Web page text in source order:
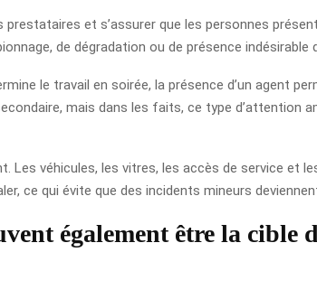
et s’assurer que les personnes
de dégradation ou de présence indésirable
le travail en soirée, la présence d’un agent
mais dans les faits, ce type
Les véhicules, les vitres, les accès de service et
ce qui évite que des incidents mineurs
également être la cible